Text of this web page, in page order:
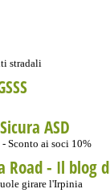
stradali
ASD
Sconto ai soci 10%
Road - Il blog
girare l'Irpinia